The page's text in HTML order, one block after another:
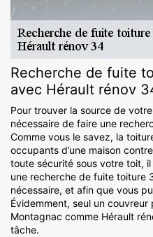
Recherche de fuite
avec Hérault rénov
Pour trouver la source de
nécessaire de faire une
Comme vous le savez, la
occupants d’une maison
toute sécurité sous votre toit,
une recherche de fuite toiture
nécessaire, et afin que vous
Évidemment, seul un
Montagnac comme Hérault
tâche.